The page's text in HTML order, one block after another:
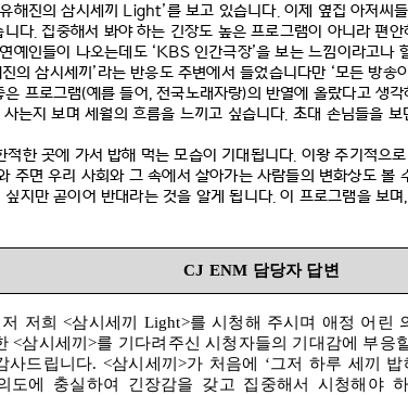
해진의 삼시세끼 Light’를 보고 있습니다. 이제 옆집 아저씨
니다. 집중해서 봐야 하는 긴장도 높은 프로그램이 아니라 편
예인들이 나오는데도 ‘KBS인간극장’을 보는 느낌이라고나
의 삼시세끼’라는 반응도 주변에서 들었습니다만 ‘모든 방송
프로그램(예를 들어,전국노래자랑)의 반열에 올랐다고 생
는지 보며 세월의 흐름을 느끼고 싶습니다. 초대 손님들을
적한 곳에 가서 밥해 먹는 모습이 기대됩니다. 이왕 주기적으
주면 우리 사회와 그 속에서 살아가는 사람들의 변화상도 볼
싶지만 곧이어 반대라는 것을 알게 됩니다.이 프로그램을 보며,
CJ ENM 담당자 답변
저희 <삼시세끼 Light>를 시청해 주시며 애정 어린
<삼시세끼>를 기다려주신 시청자들의 기대감에 부응
사드립니다. <삼시세끼 >가 처음에 ‘그저 하루 세끼 밥
도에 충실하여 긴장감을 갖고 집중해서 시청해야